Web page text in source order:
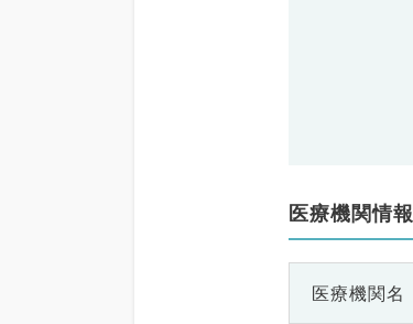
医療機関情報
医療機関名